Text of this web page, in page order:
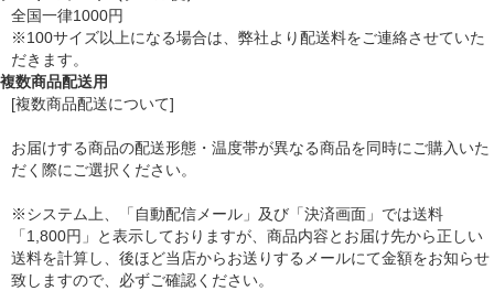
全国一律1000円
※100サイズ以上になる場合は、弊社より配送料をご連絡させていた
だきます。
複数商品配送用
[複数商品配送について]
お届けする商品の配送形態・温度帯が異なる商品を同時にご購入いた
だく際にご選択ください。
※システム上、「自動配信メール」及び「決済画面」では送料
「1,800円」と表示しておりますが、商品内容とお届け先から正しい
送料を計算し、後ほど当店からお送りするメールにて金額をお知らせ
致しますので、必ずご確認ください。